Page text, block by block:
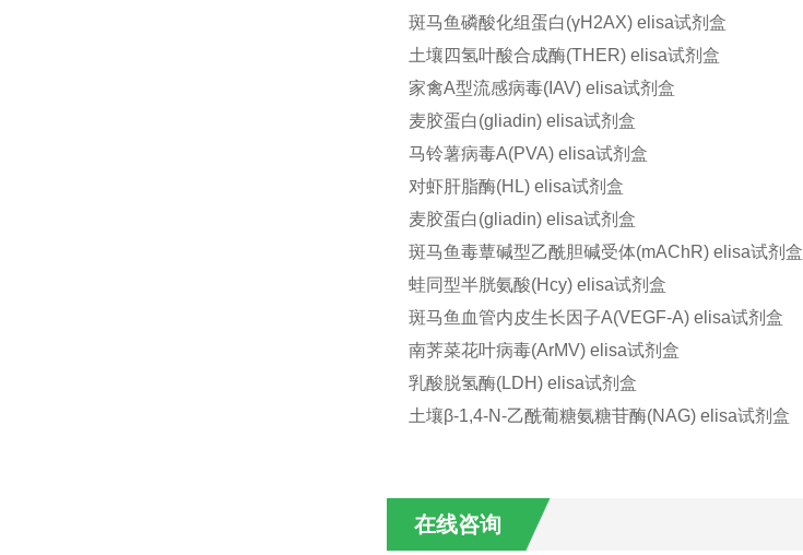
斑马鱼磷酸化组蛋白(γH2AX) elisa试剂盒
土壤四氢叶酸合成酶(THER) elisa试剂盒
家禽A型流感病毒(IAV) elisa试剂盒
麦胶蛋白(gliadin) elisa试剂盒
马铃薯病毒A(PVA) elisa试剂盒
对虾肝脂酶(HL) elisa试剂盒
麦胶蛋白(gliadin) elisa试剂盒
斑马鱼毒蕈碱型乙酰胆碱受体(mAChR) elisa试剂盒
蛙同型半胱氨酸(Hcy) elisa试剂盒
斑马鱼血管内皮生长因子A(VEGF-A) elisa试剂盒
南荠菜花叶病毒(ArMV) elisa试剂盒
乳酸脱氢酶(LDH) elisa试剂盒
土壤β-1,4-N-乙酰葡糖氨糖苷酶(NAG) elisa试剂盒
在线咨询